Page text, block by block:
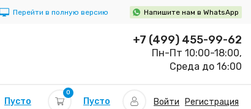
Перейти в полную версию Напишите нам в WhatsApp
+7 (499) 455-99-62
Пн-Пт 10:00-18:00,
Среда до 16:00
Пусто
0
Пусто Войти Регистрация